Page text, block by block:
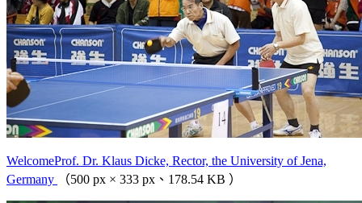
WelcomeProf. Dr. Klaus Dicke, Rector, the University of Jena,
Germany
（500 px × 333 px、178.54 KB ）